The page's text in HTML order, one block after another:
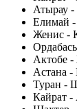
Атырау
Елимай -
Женис -
Актобе
Астана
Туран -
Кайрат -